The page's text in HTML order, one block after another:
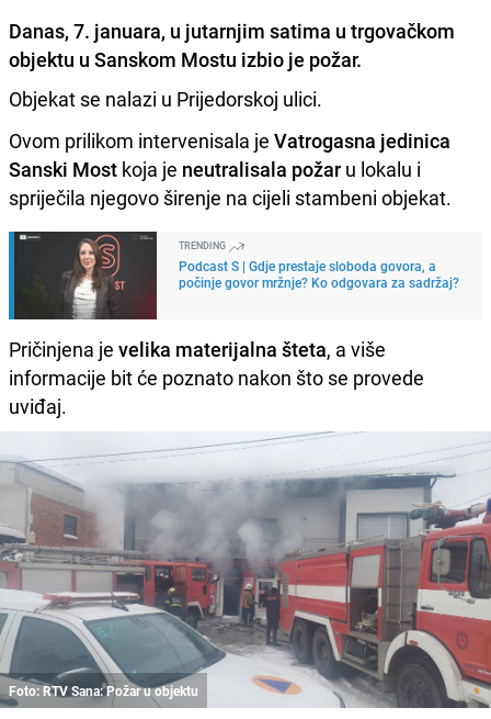
Danas, 7. januara, u jutarnjim satima u trgovačkom
objektu u Sanskom Mostu izbio je požar.
Objekat se nalazi u Prijedorskoj ulici.
Ovom prilikom intervenisala je Vatrogasna jedinica
Sanski Most koja je neutralisala požar u lokalu i
spriječila njegovo širenje na cijeli stambeni objekat.
TRENDING
Podcast S | Gdje prestaje sloboda govora, a
počinje govor mržnje? Ko odgovara za sadržaj?
Pričinjena je velika materijalna šteta, a više
informacije bit će poznato nakon što se provede
uviđaj.
Foto: RTV Sana: Požar u objektu